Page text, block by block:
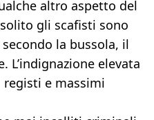
altro aspetto del
gli scafisti sono
la bussola, il
elevata
e massimi